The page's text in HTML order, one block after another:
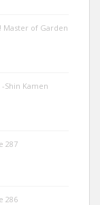
Master of Garden
Shin Kamen
287
286